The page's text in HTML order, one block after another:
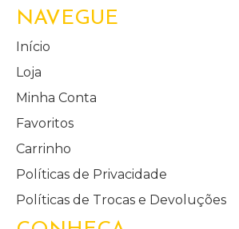
NAVEGUE
Início
Loja
Minha Conta
Favoritos
Carrinho
Políticas de Privacidade
Políticas de Trocas e Devoluções